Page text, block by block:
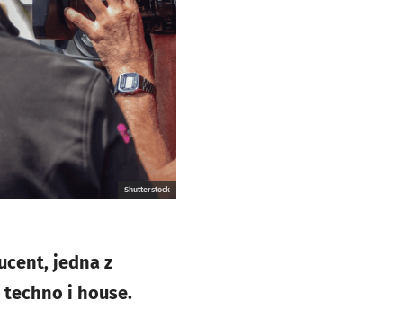
Shutterstock
jedna z
i house.